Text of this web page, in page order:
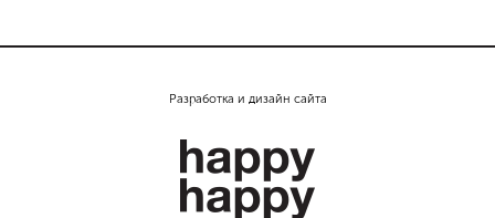
Разработка и дизайн сайта